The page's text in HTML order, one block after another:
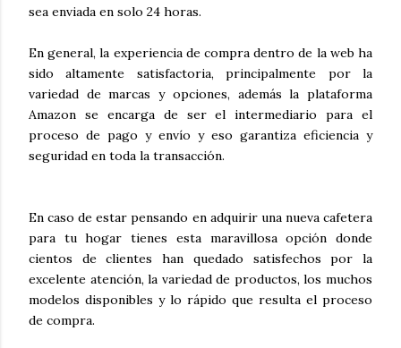
sea enviada en solo 24 horas.
En general, la experiencia de compra dentro de la web ha
sido altamente satisfactoria, principalmente por la
variedad de marcas y opciones, además la plataforma
Amazon se encarga de ser el intermediario para el
proceso de pago y envío y eso garantiza eficiencia y
seguridad en toda la transacción.
En caso de estar pensando en adquirir una nueva cafetera
para tu hogar tienes esta maravillosa opción donde
cientos de clientes han quedado satisfechos por la
excelente atención, la variedad de productos, los muchos
modelos disponibles y lo rápido que resulta el proceso
de compra.